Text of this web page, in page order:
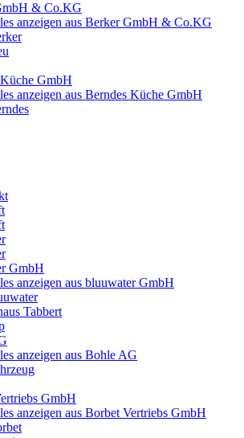
& Co.KG
anzeigen aus Berker GmbH & Co.KG
GmbH
anzeigen aus Berndes Küche GmbH
GmbH
anzeigen aus bluuwater GmbH
Tabbert
anzeigen aus Bohle AG
GmbH
anzeigen aus Borbet Vertriebs GmbH